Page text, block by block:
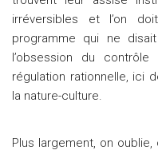
irréversibles et l’on
programme qui ne
l’obsession du
régulation rationnelle, ici
la nature-culture.
Plus largement, on